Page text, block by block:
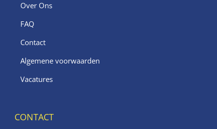
Over Ons
FAQ
Contact
Algemene voorwaarden
Vacatures
CONTACT